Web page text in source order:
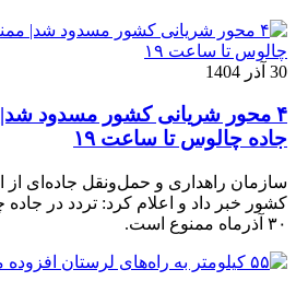
30 آذر 1404
۴ محور شریانی کشور مسدود شد|
جاده چالوس تا ساعت ۱۹
۳۰ آذرماه ممنوع است.